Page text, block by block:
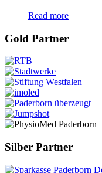
Read more
Gold Partner
Silber Partner